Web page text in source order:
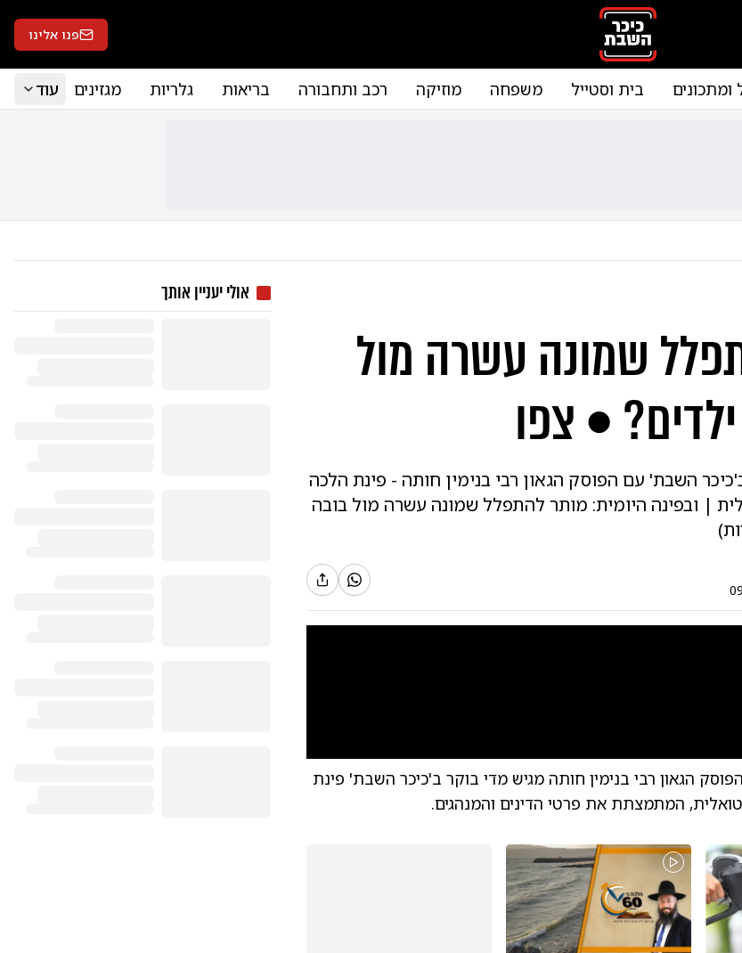
פנו אלינו
ומתכונים בית וסטייל משפחה מוזיקה רכב ותחבורה בריאות גלריות מגזינים עוד
שמונה עשרה מול
• צפו
שניות" ב'כיכר השבת' עם הפוסק הגאון רבי בנימין חותה - פינת הלכה
| ובפינה היומית: מותר להתפלל שמונה עשרה מול בובה
הפוסק הגאון רבי בנימין חותה מגיש מדי בוקר ב'כיכר השבת' פינת
המתמצתת את פרטי הדינים והמנהגים.
אולי יעניין אותך